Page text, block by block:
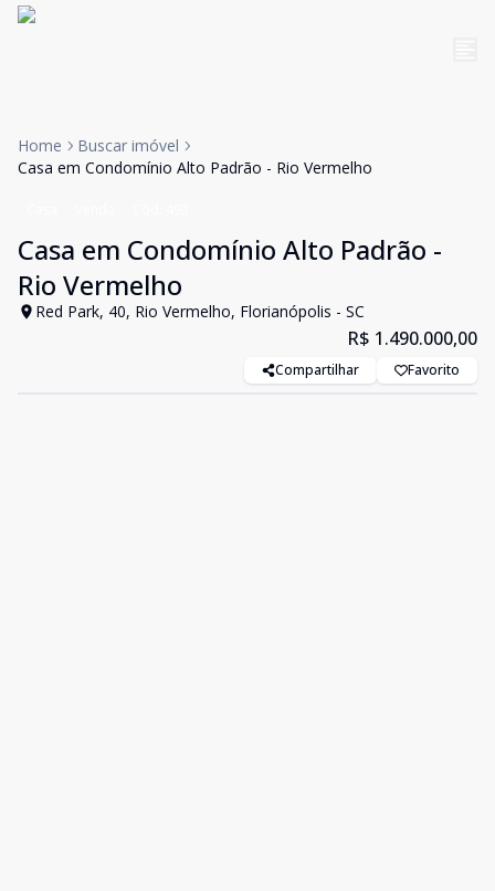
Home
Buscar imóvel
Casa em Condomínio Alto Padrão - Rio Vermelho
Casa em Condomínio Alto Padrão -
Rio Vermelho
Red Park, 40, Rio Vermelho, Florianópolis - SC
R$ 1.490.000,00
Compartilhar Favorito